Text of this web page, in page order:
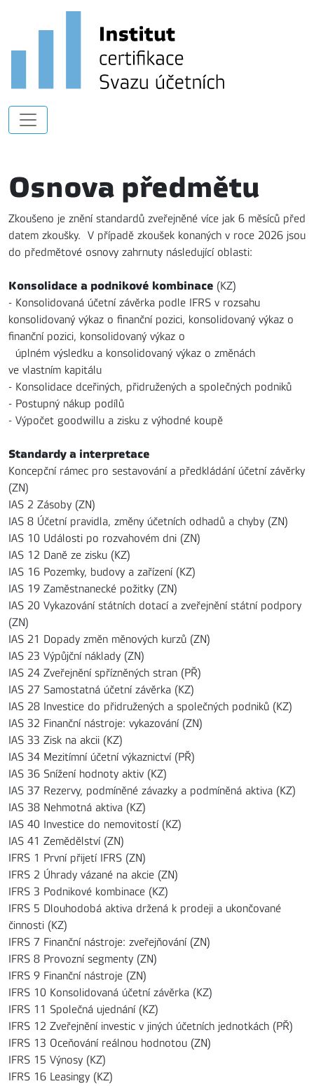
Osnova předmětu
Zkoušeno je znění standardů zveřejněné více jak 6 měsíců před
datem zkoušky. V případě zkoušek konaných v roce 2026 jsou
do předmětové osnovy zahrnuty následující oblasti:
Konsolidace a podnikové kombinace (KZ)
- Konsolidovaná účetní závěrka podle IFRS v rozsahu
konsolidovaný výkaz o finanční pozici, konsolidovaný výkaz o
finanční pozici, konsolidovaný výkaz o
úplném výsledku a konsolidovaný výkaz o změnách
ve vlastním kapitálu
- Konsolidace dceřiných, přidružených a společných podniků
- Postupný nákup podílů
- Výpočet goodwillu a zisku z výhodné koupě
Standardy a interpretace
Koncepční rámec pro sestavování a předkládání účetní závěrky
(ZN)
IAS 2 Zásoby (ZN)
IAS 8 Účetní pravidla, změny účetních odhadů a chyby (ZN)
IAS 10 Události po rozvahovém dni (ZN)
IAS 12 Daně ze zisku (KZ)
IAS 16 Pozemky, budovy a zařízení (KZ)
IAS 19 Zaměstnanecké požitky (ZN)
IAS 20 Vykazování státních dotací a zveřejnění státní podpory
(ZN)
IAS 21 Dopady změn měnových kurzů (ZN)
IAS 23 Výpůjční náklady (ZN)
IAS 24 Zveřejnění spřízněných stran (PŘ)
IAS 27 Samostatná účetní závěrka (KZ)
IAS 28 Investice do přidružených a společných podniků (KZ)
IAS 32 Finanční nástroje: vykazování (ZN)
IAS 33 Zisk na akcii (KZ)
IAS 34 Mezitímní účetní výkaznictví (PŘ)
IAS 36 Snížení hodnoty aktiv (KZ)
IAS 37 Rezervy, podmíněné závazky a podmíněná aktiva (KZ)
IAS 38 Nehmotná aktiva (KZ)
IAS 40 Investice do nemovitostí (KZ)
IAS 41 Zemědělství (ZN)
IFRS 1 První přijetí IFRS (ZN)
IFRS 2 Úhrady vázané na akcie (ZN)
IFRS 3 Podnikové kombinace (KZ)
IFRS 5 Dlouhodobá aktiva držená k prodeji a ukončované
činnosti (KZ)
IFRS 7 Finanční nástroje: zveřejňování (ZN)
IFRS 8 Provozní segmenty (ZN)
IFRS 9 Finanční nástroje (ZN)
IFRS 10 Konsolidovaná účetní závěrka (KZ)
IFRS 11 Společná ujednání (KZ)
IFRS 12 Zveřejnění investic v jiných účetních jednotkách (PŘ)
IFRS 13 Oceňování reálnou hodnotou (ZN)
IFRS 15 Výnosy (KZ)
IFRS 16 Leasingy (KZ)